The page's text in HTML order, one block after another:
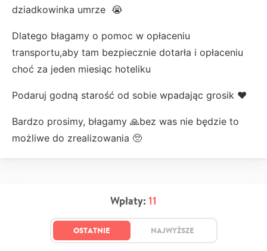
dziadkowinka umrze 😭
Dlatego błagamy o pomoc w opłaceniu
transportu,aby tam bezpiecznie dotarła i opłaceniu
choć za jeden miesiąc hoteliku
Podaruj godną starość od sobie wpadając grosik ♥️
Bardzo prosimy, błagamy 🙏bez was nie będzie to
możliwe do zrealizowania 🥺
Wpłaty: 11
OSTATNIE NAJWYŻSZE